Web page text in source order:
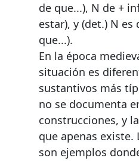
de que...), N de +
estar), y (det.) N es
que...).
En la época
situación es
sustantivos más
no se documenta
construcciones, y
que apenas existe.
son ejemplos